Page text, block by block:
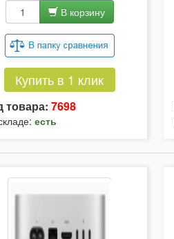
В корзину
Купить в 1 клик
товара: 7698
есть